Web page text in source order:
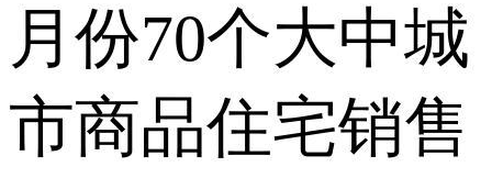
月份70个大中城
市商品住宅销售